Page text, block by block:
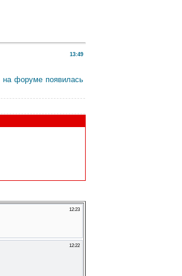
13:49
на форуме появилась